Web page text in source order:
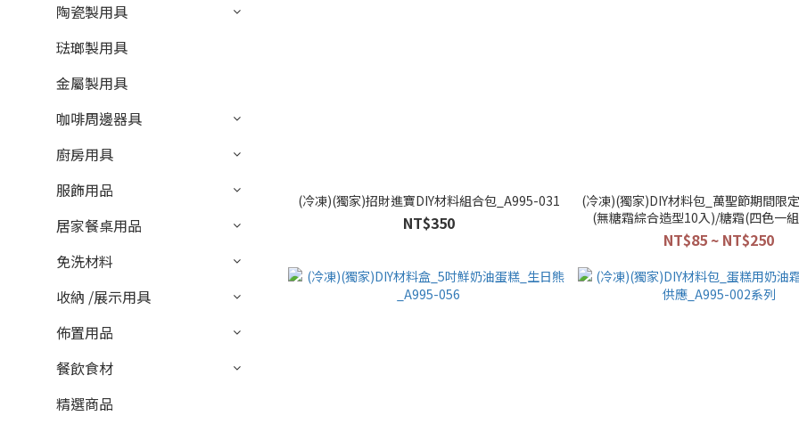
陶瓷製用具
琺瑯製用具
金屬製用具
咖啡周邊器具
廚房用具
服飾用品
居家餐桌用品
免洗材料
收納 /展示用具
佈置用品
餐飲食材
精選商品
(冷凍)(獨家)招財進寶DIY材料組合包_A995-031
NT$350
(冷凍)(獨家)DIY材料包_萬聖節期間限
(無糖霜綜合造型10入)/糖霜(四色一
016/A995-017
NT$85 ~ NT$250